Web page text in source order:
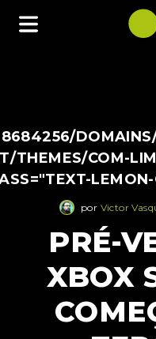
THEMES/COM-
por Victor
PRÉ-
XBOX